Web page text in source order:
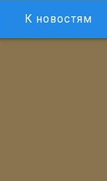
К новостям